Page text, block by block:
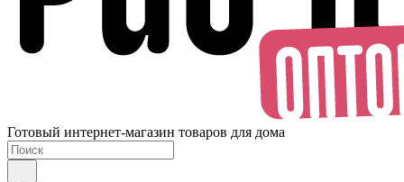
Готовый интернет-магазин товаров для дома